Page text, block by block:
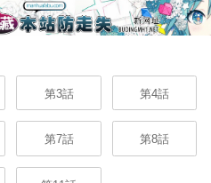
第3話 第4話
第7話 第8話